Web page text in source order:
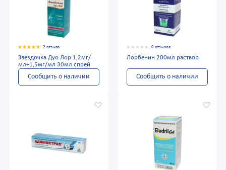
2 отзыва
Звездочка Дуо Лор 1,2мг/
мл+1,5мг/мл 30мл спрей
Сообщить о наличии
0 отзывов
Лорбенин 200мл раствор
Сообщить о наличии